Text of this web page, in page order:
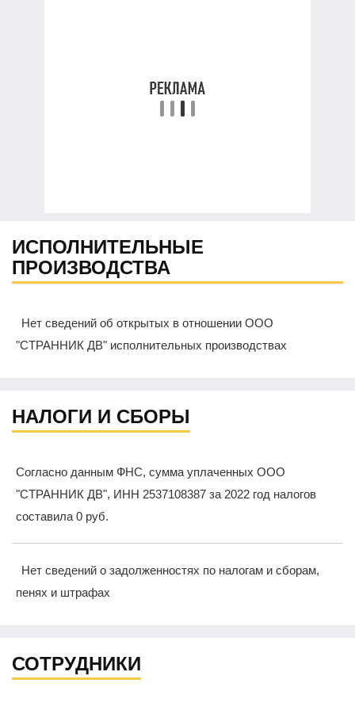
ИСПОЛНИТЕЛЬНЫЕ
ПРОИЗВОДСТВА
Нет сведений об открытых в отношении ООО
"СТРАННИК ДВ" исполнительных производствах
НАЛОГИ И СБОРЫ
Согласно данным ФНС, сумма уплаченных ООО
"СТРАННИК ДВ", ИНН 2537108387 за 2022 год налогов
составила 0 руб.
Нет сведений о задолженностях по налогам и сборам,
пенях и штрафах
СОТРУДНИКИ